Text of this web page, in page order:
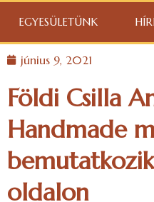
EGYESÜLETÜNK
június 9, 2021
Földi Csilla
Handmade
oldalon